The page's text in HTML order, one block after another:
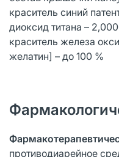
краситель синий
диоксид титана –
краситель железа
желатин] – до 100 %
противодиарейное